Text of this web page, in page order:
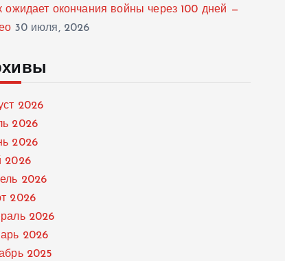
ожидает окончания войны через 100 дней —
30 июля, 2026
2026
2026
2026
2026
2026
2026
2026
2026
2025